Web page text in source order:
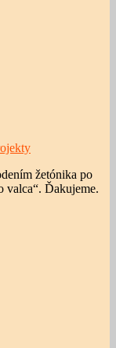
žetónika po
valca“. Ďakujeme.